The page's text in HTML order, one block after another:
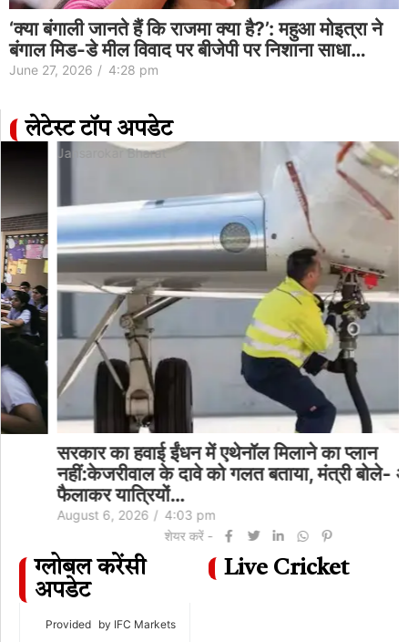
‘क्या बंगाली जानते हैं कि राजमा क्या है?’: महुआ मोइत्रा ने
बंगाल मिड-डे मील विवाद पर बीजेपी पर निशाना साधा…
June 27, 2026 / 4:28 pm
लेटेस्ट टॉप अपडेट
Jansarokar Bharat
सरकार का हवाई ईंधन में एथेनॉल मिलाने का प्लान
नहीं:केजरीवाल के दावे को गलत बताया, मंत्री बोले- अफवाह
फैलाकर यात्रियों…
August 6, 2026 / 4:03 pm
शेयर करें -
ग्लोबल करेंसी
अपडेट
Provided by IFC Markets
Live Cricket